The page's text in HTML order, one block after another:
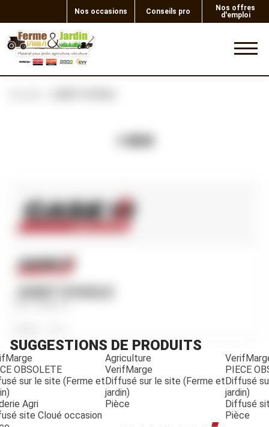
Nos occasions Conseils pro
Nos offres
d'emploi
59881C1
SUGGESTIONS DE PRODUITS
OBSOLETE
sur le site (Ferme et
Agri
site Cloué occasion
Agriculture
VerifMarge
Diffusé sur le site (Ferme et
jardin)
Pièce
PIECE
Diffusé
jardin)
Diffusé
Pièce